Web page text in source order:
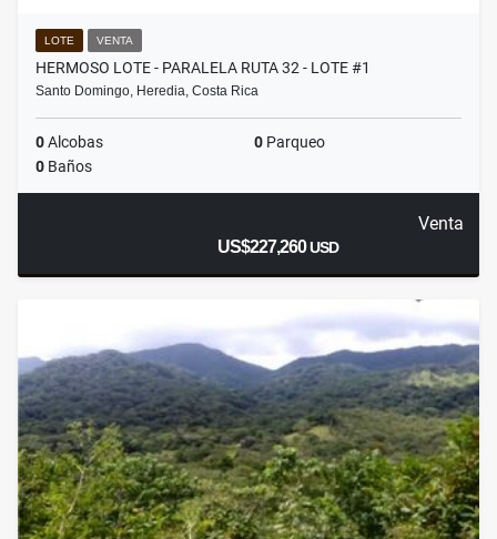
LOTE VENTA
HERMOSO LOTE - PARALELA RUTA 32 - LOTE #1
Santo Domingo, Heredia, Costa Rica
0Alcobas 0 Parqueo
0 Baños
Venta
US$227,260USD